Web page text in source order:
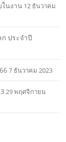
ในงาน 12 ธันวาคม
ประจำปี
7 ธันวาคม 2023
29 พฤศจิกายน